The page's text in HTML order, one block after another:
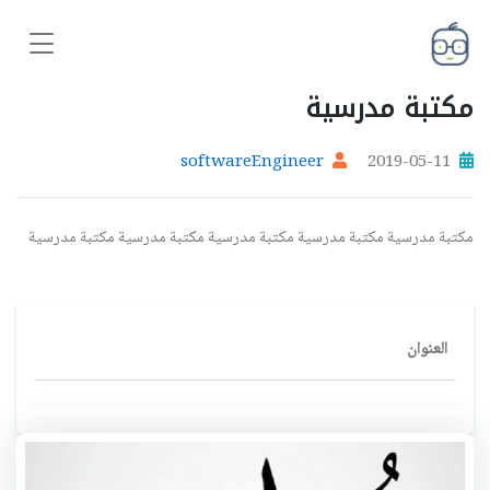
مكتبة مدرسية
2019-05-11
softwareEngineer
مكتبة مدرسية مكتبة مدرسية مكتبة مدرسية مكتبة مدرسية مكتبة مدرسية
العنوان